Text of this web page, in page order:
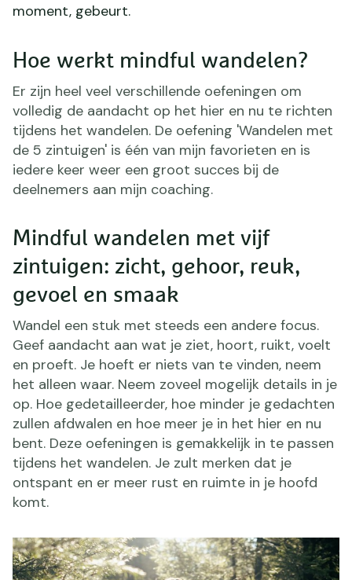
moment, gebeurt.
Hoe werkt mindful wandelen?
Er zijn heel veel verschillende oefeningen om
volledig de aandacht op het hier en nu te richten
tijdens het wandelen. De oefening 'Wandelen met
de 5 zintuigen' is één van mijn favorieten en is
iedere keer weer een groot succes bij de
deelnemers aan mijn coaching.
Mindful wandelen met vijf
zintuigen: zicht, gehoor, reuk,
gevoel en smaak
Wandel een stuk met steeds een andere focus.
Geef aandacht aan wat je ziet, hoort, ruikt, voelt
en proeft. Je hoeft er niets van te vinden, neem
het alleen waar. Neem zoveel mogelijk details in je
op. Hoe gedetailleerder, hoe minder je gedachten
zullen afdwalen en hoe meer je in het hier en nu
bent. Deze oefeningen is gemakkelijk in te passen
tijdens het wandelen. Je zult merken dat je
ontspant en er meer rust en ruimte in je hoofd
komt.